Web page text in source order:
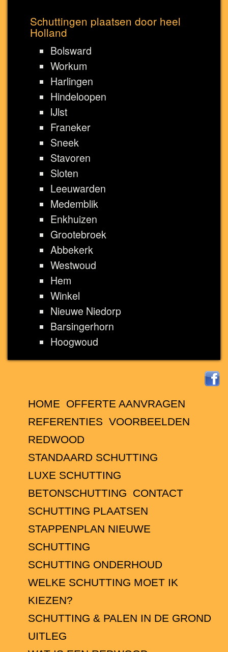
Schuttingen plaatsen door heel
Holland
Bolsward
Workum
Harlingen
Hindeloopen
IJlst
Franeker
Sneek
Stavoren
Sloten
Leeuwarden
Medemblik
Enkhuizen
Grootebroek
Abbekerk
Westwoud
Hem
Winkel
Nieuwe Niedorp
Barsingerhorn
Hoogwoud
HOME
OFFERTE AANVRAGEN
REFERENTIES VOORBEELDEN
REDWOOD
STANDAARD SCHUTTING
LUXE SCHUTTING
BETONSCHUTTING
CONTACT
SCHUTTING PLAATSEN
STAPPENPLAN NIEUWE
SCHUTTING
SCHUTTING ONDERHOUD
WELKE SCHUTTING MOET IK
KIEZEN?
SCHUTTING & PALEN IN DE GROND
UITLEG